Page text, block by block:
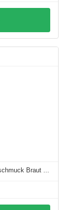
Braut ...